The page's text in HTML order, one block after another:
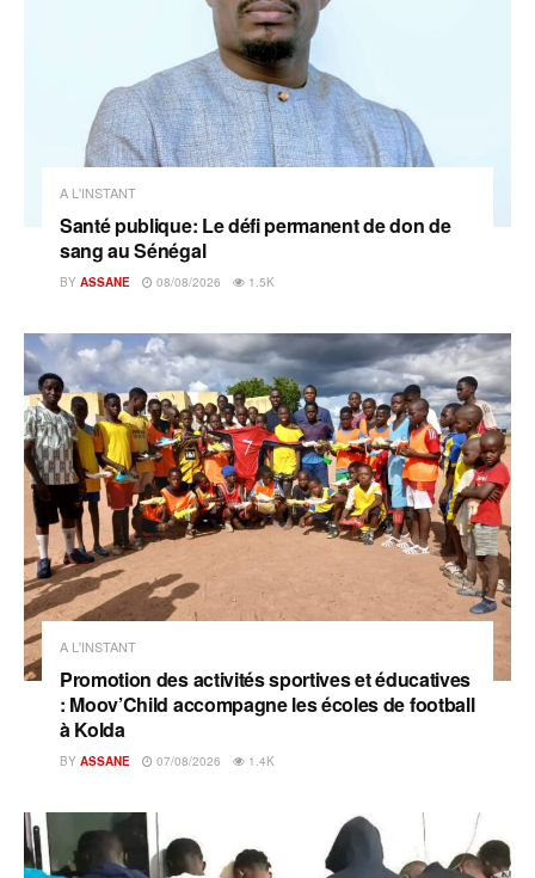
A L'INSTANT
Santé publique: Le défi permanent de don de
sang au Sénégal
BY ASSANE 08/08/2026 1.5K
A L'INSTANT
Promotion des activités sportives et éducatives
: Moov’Child accompagne les écoles de football
à Kolda
BY ASSANE 07/08/2026 1.4K